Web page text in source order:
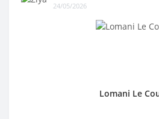
24/05/2026
Lomani Le